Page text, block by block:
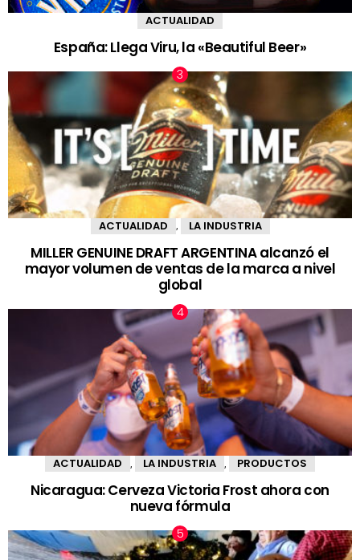
ACTUALIDAD
España: Llega Viru, la «Beautiful Beer»
ACTUALIDAD , LA INDUSTRIA
MILLER GENUINE DRAFT ARGENTINA alcanzó el
mayor volumen de ventas de la marca a nivel
global
ACTUALIDAD LA INDUSTRIA PRODUCTOS
Nicaragua: Cerveza Victoria Frost ahora con
nueva fórmula